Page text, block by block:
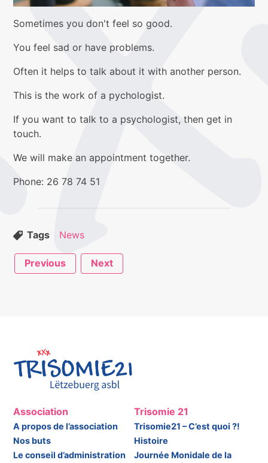
Sometimes you don't feel so good.
You feel sad or have problems.
Often it helps to talk about it with another person.
This is the work of a pychologist.
If you want to talk to a psychologist, then get in
touch.
We will make an appointment together.
Phone: 26 78 74 51
Tags News
Previous Next
Association
A propos de l’association
Nos buts
Le conseil d’administration
Trisomie 21
Trisomie21 – C’est quoi ?!
Histoire
Journée Monidale de la